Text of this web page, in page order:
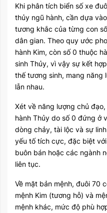
Khi phân tích biển số xe
thủy ngũ hành, cần dựa
tương khắc của từng con
dân gian. Theo quy ước
hành Kim, còn số 0 thuộc
sinh Thủy, vì vậy sự kết
thế tương sinh, mang năng
lẫn nhau.
Xét về năng lượng chủ
hành Thủy do số 0 đứng ở
dòng chảy, tài lộc và sự
yếu tố tích cực, đặc biệt
buôn bán hoặc các ngành
liên tục.
Về mặt bản mệnh, đuôi 70
mệnh Kim (tương hỗ) và
mệnh khác, mức độ phù